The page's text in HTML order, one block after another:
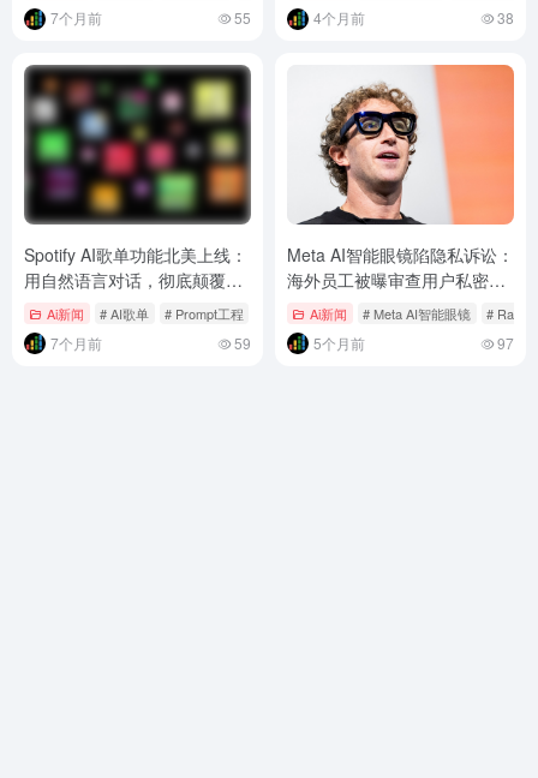
7个月前 55 4个月前 38
Spotify AI歌单功能北美上线：
用自然语言对话，彻底颠覆音
乐发现模式
Ai新闻 # AI歌单 # Prompt工程 # Spotify
7个月前 59
Meta AI智能眼镜陷隐私诉讼：
海外员工被曝审查用户私密影
像，承诺的隐私控制何在？
Ai新闻 # Meta AI智能眼镜 # Ray-
5个月前 97